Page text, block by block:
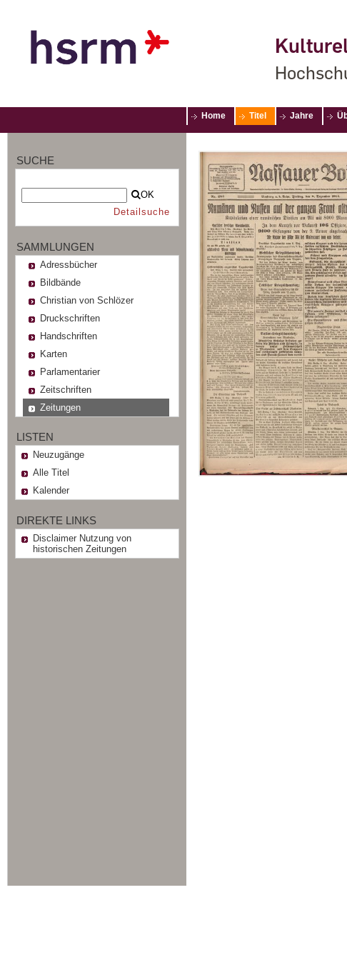
Home Titel Jahre
SUCHE
OK
Detailsuche
SAMMLUNGEN
Adressbücher
Bildbände
Christian von Schlözer
Druckschriften
Handschriften
Karten
Parlamentarier
Zeitschriften
Zeitungen
LISTEN
Neuzugänge
Alle Titel
Kalender
DIREKTE LINKS
Disclaimer Nutzung von
historischen Zeitungen